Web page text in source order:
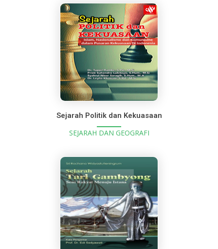
Sejarah Politik dan Kekuasaan
SEJARAH DAN GEOGRAFI